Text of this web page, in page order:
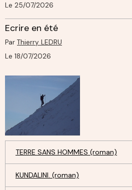
Le 25/07/2026
Ecrire en été
Par Thierry LEDRU
Le 18/07/2026
TERRE SANS HOMMES (roman)
KUNDALINI. (roman)